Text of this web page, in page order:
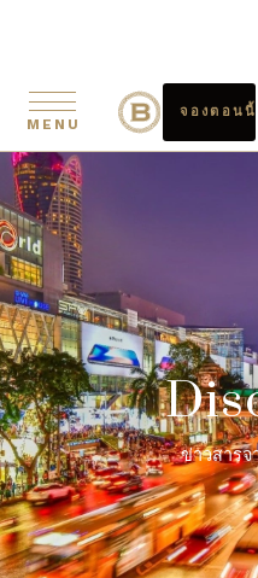
MENU
จองตอนนี้
ข่าวสารจ